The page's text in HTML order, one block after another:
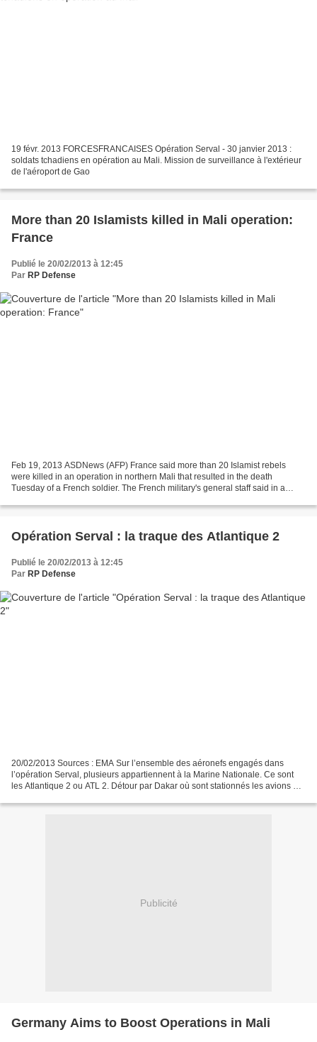
19 févr. 2013 FORCESFRANCAISES Opération Serval - 30 janvier 2013 :
soldats tchadiens en opération au Mali. Mission de surveillance à l'extérieur
de l'aéroport de Gao
More than 20 Islamists killed in Mali operation:
France
Publié le 20/02/2013 à 12:45
Par RP Defense
Feb 19, 2013 ASDNews (AFP) France said more than 20 Islamist rebels
were killed in an operation in northern Mali that resulted in the death
Tuesday of a French soldier. The French military's general staff said in a
Opération Serval : la traque des Atlantique 2
Publié le 20/02/2013 à 12:45
Par RP Defense
20/02/2013 Sources : EMA Sur l’ensemble des aéronefs engagés dans
l’opération Serval, plusieurs appartiennent à la Marine Nationale. Ce sont
les Atlantique 2 ou ATL 2. Détour par Dakar où sont stationnés les avions et
Publicité
Germany Aims to Boost Operations in Mali